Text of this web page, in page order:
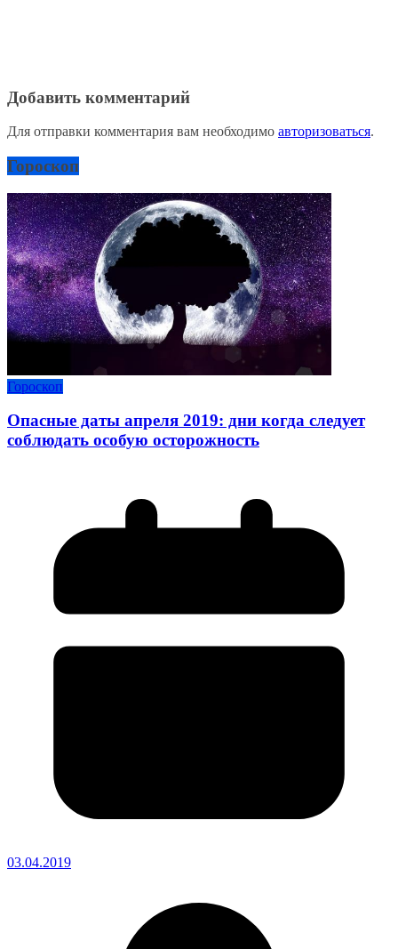
Добавить комментарий
Для отправки комментария вам необходимо авторизоваться.
Гороскоп
Гороскоп
Опасные даты апреля 2019: дни когда следует
соблюдать особую осторожность
03.04.2019